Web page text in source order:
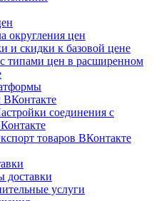
округления цен
и скидки к базовой цене
типами цен в расширенном
ВКонтакте
соединения с
товаров ВКонтакте
доставки
услуги